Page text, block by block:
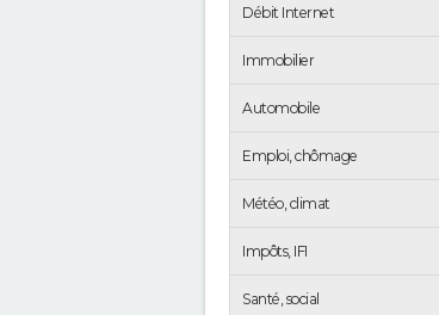
Débit Internet
Immobilier
Automobile
Emploi, chômage
Météo, climat
Impôts, IFI
Santé, social